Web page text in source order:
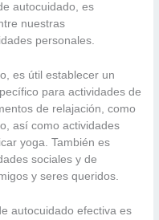
autocuidado, es
nuestras
personales.
es útil establecer un
para actividades de
de relajación, como
así como actividades
yoga. También es
sociales y de
y seres queridos.
autocuidado efectiva es